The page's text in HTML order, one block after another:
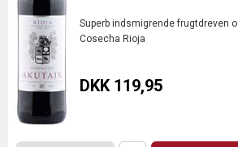
Superb indsmigrende frugtdreven
Cosecha Rioja
DKK 119,95